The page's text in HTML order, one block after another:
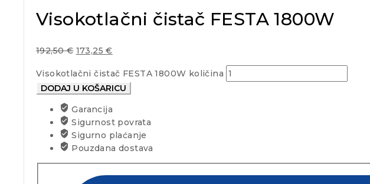
Visokotlačni čistač FESTA 1800W
192,50€ 173,25€
Visokotlačni čistač FESTA 1800W količina
DODAJ U KOŠARICU
Garancija
Sigurnost povrata
Sigurno plaćanje
Pouzdana dostava